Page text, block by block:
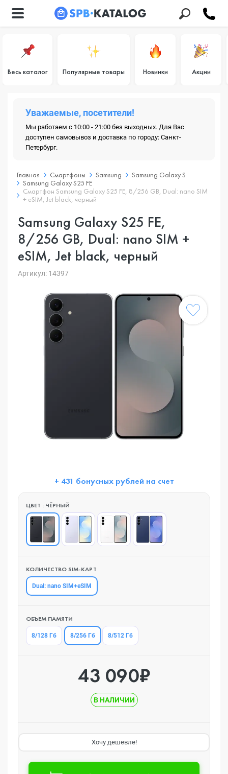
Весь каталог Популярные товары Новинки Акции
Уважаемые, посетители!
Мы работаем с 10:00 - 21:00 без выходных. Для Вас
доступен самовывоз и доставка по городу: Санкт-
Петербург.
Главная Смартфоны Samsung
Samsung Galaxy S
Samsung Galaxy S25 FE
Смартфон Samsung Galaxy S25 FE, 8/256 GB, Dual: nano SIM
+ eSIM, Jet black, черный
Samsung Galaxy S25 FE,
8/256 GB, Dual: nano SIM +
eSIM, Jet black, черный
Артикул: 14397
+ 431 бонусных рублей на счет
ЦВЕТ : ЧЁРНЫЙ
КОЛИЧЕСТВО SIM-КАРТ
Dual: nano SIM+eSIM
ОБЪЕМ ПАМЯТИ
8/128 Гб 8/256 Гб 8/512 Гб
43 090₽
В НАЛИЧИИ
Хочу дешевле!